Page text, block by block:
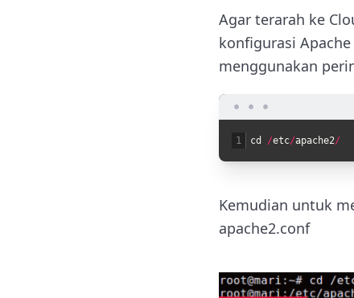
Agar terarah ke
konfigurasi
menggunakan
1 cd /etc/apache2/
Kemudian untuk
apache2.conf